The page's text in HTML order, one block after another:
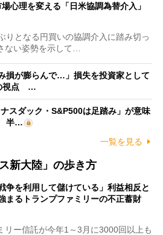
心理を変える「日米協調為替介入」
となる円買いの協調介入に踏み切っ
ない姿勢を示して…
損が膨らんで…」損失を投資家として
視点 …
ナスダック・S&P500は足踏み」が意味
半…
一覧を見る
新大陸」の歩き方
争を利用して儲けている」利益相反と
まるトランプファミリーの不正蓄財
ー信託が今年1～3月に3000回以上も